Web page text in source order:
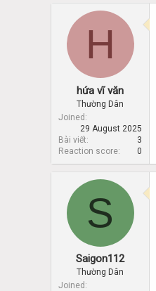
a
t
H
hứa vĩ văn
Thường Dân
Joined
29 August 2025
Bài viết
3
Reaction score
0
S
Saigon112
Thường Dân
Joined